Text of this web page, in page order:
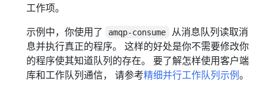
工作项。
示例中，你使用了
amqp-consume
从消息队列读取消
息并执行真正的程序。 这样的好处是你不需要修改你
的程序使其知道队列的存在。 要了解怎样使用客户端
库和工作队列通信， 请参考精细并行工作队列示例。